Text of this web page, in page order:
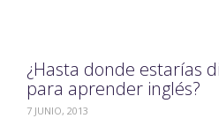
¿Hasta donde estarías
para aprender inglés?
7 JUNIO, 2013